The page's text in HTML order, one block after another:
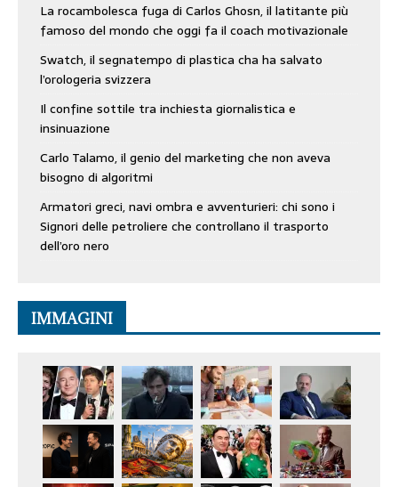
La rocambolesca fuga di Carlos Ghosn, il latitante più
famoso del mondo che oggi fa il coach motivazionale
Swatch, il segnatempo di plastica cha ha salvato
l’orologeria svizzera
Il confine sottile tra inchiesta giornalistica e
insinuazione
Carlo Talamo, il genio del marketing che non aveva
bisogno di algoritmi
Armatori greci, navi ombra e avventurieri: chi sono i
Signori delle petroliere che controllano il trasporto
dell’oro nero
IMMAGINI